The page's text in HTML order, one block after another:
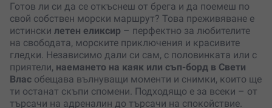
Готов ли си да се откъснеш от брега и да поемеш по
свой собствен морски маршрут? Това преживяване е
истински летен еликсир – перфектно за любителите
на свободата, морските приключения и красивите
гледки. Независимо дали си сам, с половинката или с
приятели, наемането на каяк или съп-борд в Свети
Влас обещава вълнуващи моменти и снимки, които ще
ти останат скъпи спомени. Подходящо е за всеки – от
търсачи на адреналин до търсачи на спокойствие.